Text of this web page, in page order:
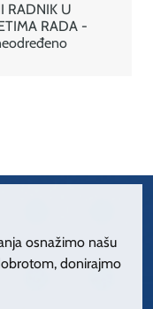
RADNIK U
RADA -
osnažimo našu
donirajmo